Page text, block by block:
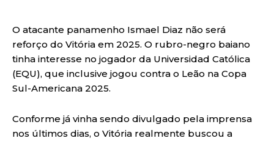
O atacante panamenho Ismael Diaz não será
reforço do Vitória em 2025. O rubro-negro baiano
tinha interesse no jogador da Universidad Católica
(EQU), que inclusive jogou contra o Leão na Copa
Sul-Americana 2025.
Conforme já vinha sendo divulgado pela imprensa
nos últimos dias, o Vitória realmente buscou a